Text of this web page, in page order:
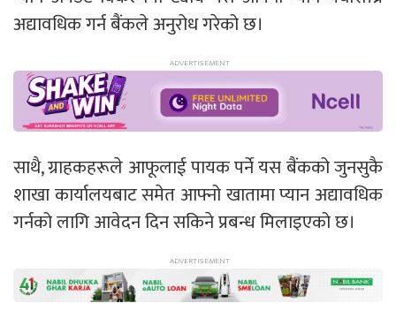
अद्यावधिक गर्न बैंकले अनुरोध गरेको छ।
साथै, ग्राहकहरूले आफूलाई पायक पर्ने यस बैंकको जुनसुकै
शाखा कार्यालयबाट समेत आफ्नो खातामा प्यान अद्यावधिक
गर्नको लागि आवेदन दिन सकिने प्रबन्ध मिलाइएको छ।